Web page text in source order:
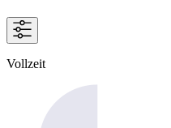
Vollzeit